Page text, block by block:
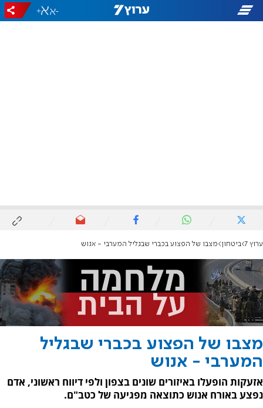
-
+
ערוץ 7 ביטחון מצבו של הפצוע בכברי שבגליל המערבי - אנוש
מצבו של הפצוע בכברי שבגליל
המערבי - אנוש
אזעקות הופעלו באיזורים שונים בצפון ולפי דיווח ראשוני, אדם
נפצע באורח אנוש כתוצאה מפגיעה של כטב"ם.